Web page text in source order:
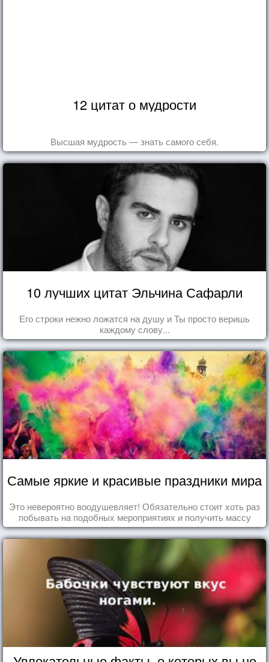
12 цитат о мудрости
Высшая мудрость — знать самого себя.
10 лучших цитат Эльчина Сафарли
Его строки нежно ложатся на душу и Ты просто веришь
каждому слову...
Самые яркие и красивые праздники мира
Это невероятно воодушевляет! Обязательно стоит хоть раз
побывать на подобных мероприятиях и получить массу
впечатлений!